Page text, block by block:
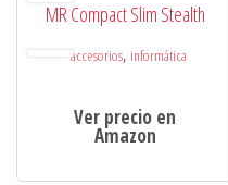
MR Compact Slim Stealth
accesorios, informática
Ver precio en
Amazon